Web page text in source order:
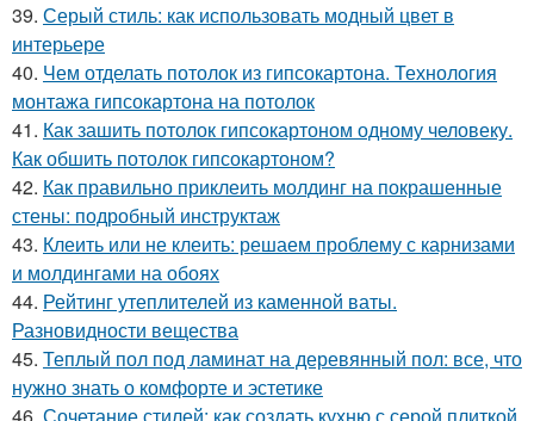
39. Серый стиль: как использовать модный цвет в
интерьере
40. Чем отделать потолок из гипсокартона. Технология
монтажа гипсокартона на потолок
41. Как зашить потолок гипсокартоном одному человеку.
Как обшить потолок гипсокартоном?
42. Как правильно приклеить молдинг на покрашенные
стены: подробный инструктаж
43. Клеить или не клеить: решаем проблему с карнизами
и молдингами на обоях
44. Рейтинг утеплителей из каменной ваты.
Разновидности вещества
45. Теплый пол под ламинат на деревянный пол: все, что
нужно знать о комфорте и эстетике